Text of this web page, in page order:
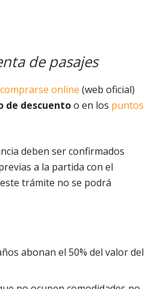
de pasajes
comprarse online (web oficial)
de descuentoo en los puntos
deben ser confirmados
a la partida con el
trámite no se podrá
abonan el 50% del valor del